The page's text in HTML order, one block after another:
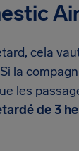
cela
la
les
de 3